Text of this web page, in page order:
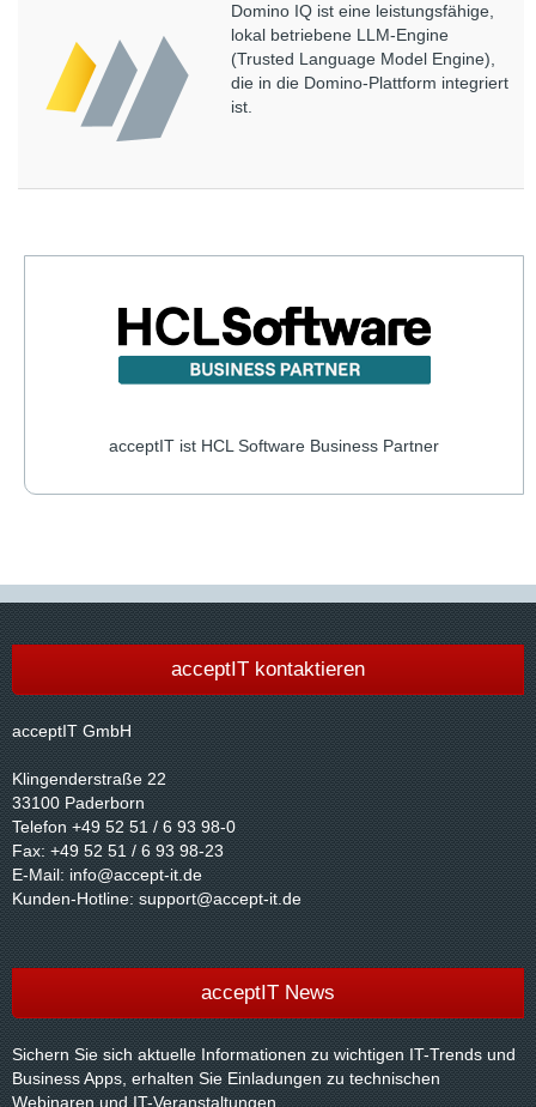
Domino IQ ist eine leistungsfähige,
lokal betriebene LLM-Engine
(Trusted Language Model Engine),
die in die Domino-Plattform integriert
ist.
acceptIT ist HCL Software Business Partner
acceptIT kontaktieren
acceptIT GmbH
Klingenderstraße 22
33100 Paderborn
Telefon +49 52 51 / 6 93 98-0
Fax: +49 52 51 / 6 93 98-23
E-Mail: info@accept-it.de
Kunden-Hotline: support@accept-it.de
acceptIT News
Sichern Sie sich aktuelle Informationen zu wichtigen IT-Trends und
Business Apps, erhalten Sie Einladungen zu technischen
Webinaren und IT-Veranstaltungen.